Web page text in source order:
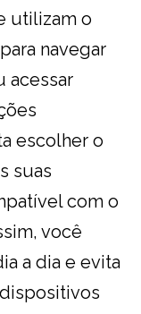
utilizam o
navegar
acessar
escolher o
suas
com o
você
a dia e evita